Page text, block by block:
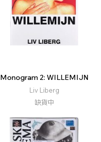
Monogram 2: WILLEMIJN
Liv Liberg
缺貨中